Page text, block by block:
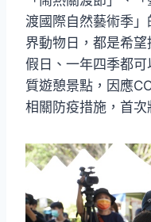
渡國際自然藝術季
界動物日，都是希
假日、一年四季都
質遊憩景點，因應
相關防疫措施，首次